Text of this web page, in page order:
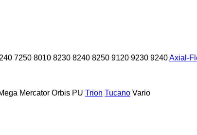
7250 8010 8230 8240 8250 9120 9230 9240Axial-
Mercator Orbis PU Trion Tucano Vario